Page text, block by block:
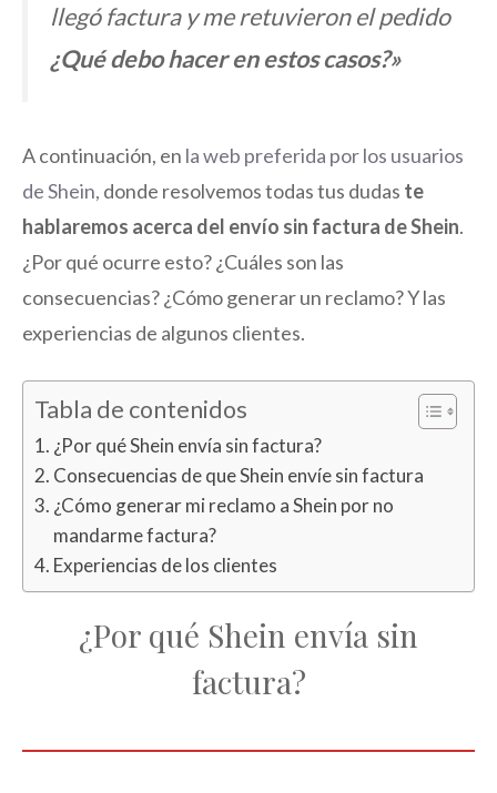
llegó factura y me retuvieron el pedido
¿Qué debo hacer en estos casos?»
A continuación, en la web preferida por los usuarios
de Shein, donde resolvemos todas tus dudas te
hablaremos acerca del envío sin factura de Shein.
¿Por qué ocurre esto? ¿Cuáles son las
consecuencias? ¿Cómo generar un reclamo? Y las
experiencias de algunos clientes.
Tabla de contenidos
¿Por qué Shein envía sin factura?
Consecuencias de que Shein envíe sin factura
¿Cómo generar mi reclamo a Shein por no
mandarme factura?
Experiencias de los clientes
¿Por qué Shein envía sin
factura?